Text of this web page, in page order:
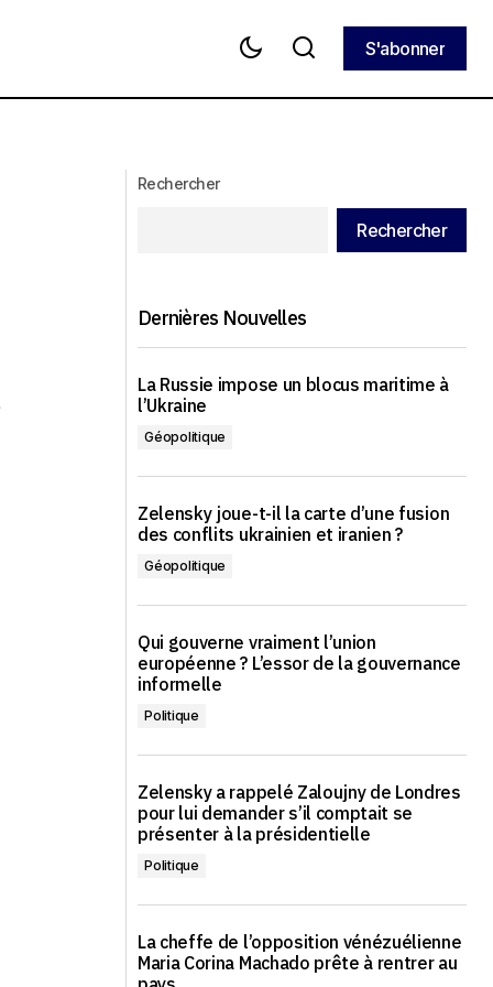
S'abonner
Rechercher
Rechercher
Dernières Nouvelles
La Russie impose un blocus maritime à
l’Ukraine
Géopolitique
Zelensky joue-t-il la carte d’une fusion
des conflits ukrainien et iranien ?
Géopolitique
Qui gouverne vraiment l’union
européenne ? L’essor de la gouvernance
informelle
Politique
Zelensky a rappelé Zaloujny de Londres
pour lui demander s’il comptait se
présenter à la présidentielle
Politique
La cheffe de l’opposition vénézuélienne
Maria Corina Machado prête à rentrer au